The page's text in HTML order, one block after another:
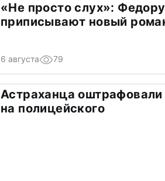
«Не просто слух»:
приписывают новый
6 августа 79
Астраханца оштрафовали
на полицейского